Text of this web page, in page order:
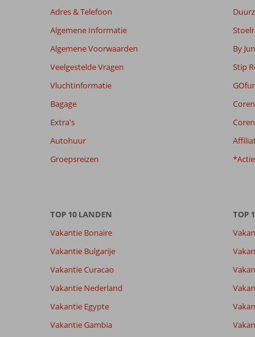
worden
niet
meer
weergegeven
om
de
relevantie
van
Meer
beoordelingen.
Adres & Telefoon
Algemene Informatie
Algemene Voorwaarden
Veelgestelde Vragen
Vluchtinformatie
Bagage
Extra's
Autohuur
Groepsreizen
By
Stip
TOP 10 LANDEN
Vakantie Bonaire
Vakantie Bulgarije
Vakantie Curacao
Vakantie Nederland
Vakantie Egypte
Vakantie Gambia
TOP